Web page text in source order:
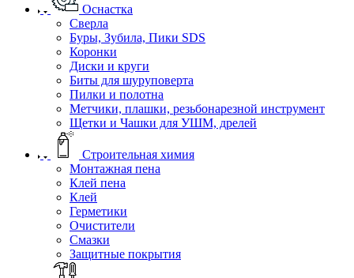
Оснастка
Сверла
Буры, Зубила, Пики SDS
Коронки
Диски и круги
Биты для шуруповерта
Пилки и полотна
Метчики, плашки, резьбонарезной инструмент
Щетки и Чашки для УШМ, дрелей
Строительная химия
Монтажная пена
Клей пена
Клей
Герметики
Очистители
Смазки
Защитные покрытия